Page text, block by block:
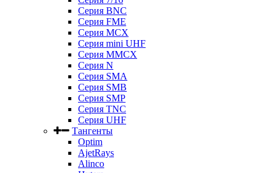
Серия BNC
Серия FME
Серия MCX
Серия mini UHF
Серия MMCX
Серия N
Серия SMA
Серия SMB
Серия SMP
Серия TNC
Серия UHF
Тангенты
Optim
AjetRays
Alinco